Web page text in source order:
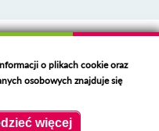
Lubelskim
się w nowym oknie
o plikach cookie oraz
osobowych znajduje się
więcej